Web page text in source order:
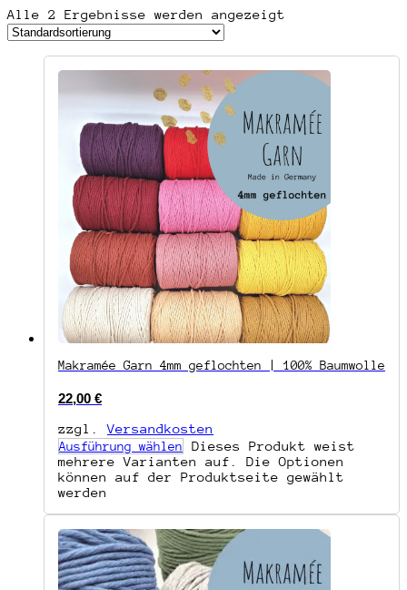
Alle 2 Ergebnisse werden angezeigt
Makramée Garn 4mm geflochten | 100% Baumwolle
22,00 €
zzgl.Versandkosten
Ausführung wählen
Dieses Produkt weist
mehrere Varianten auf. Die Optionen
können auf der Produktseite gewählt
werden